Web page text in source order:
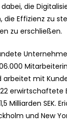
die
die Effizienz zu
zu erschließen.
mit
erwirtschaftete
Milliarden SEK.
und New